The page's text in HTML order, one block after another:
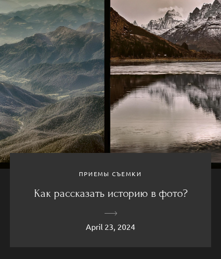
ПРИЕМЫ СЪЕМКИ
Как рассказать историю в фото?
April 23, 2024